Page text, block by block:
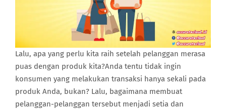
Lalu, apa yang perlu kita raih setelah pelanggan merasa
puas dengan produk kita?Anda tentu tidak ingin
konsumen yang melakukan transaksi hanya sekali pada
produk Anda, bukan? Lalu, bagaimana membuat
pelanggan-pelanggan tersebut menjadi setia dan